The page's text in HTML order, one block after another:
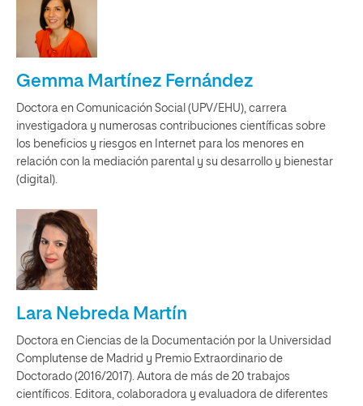
Gemma Martínez Fernández
Doctora en Comunicación Social (UPV/EHU), carrera
investigadora y numerosas contribuciones científicas sobre
los beneficios y riesgos en Internet para los menores en
relación con la mediación parental y su desarrollo y bienestar
(digital).
Lara Nebreda Martín
Doctora en Ciencias de la Documentación por la Universidad
Complutense de Madrid y Premio Extraordinario de
Doctorado (2016/2017). Autora de más de 20 trabajos
científicos. Editora, colaboradora y evaluadora de diferentes